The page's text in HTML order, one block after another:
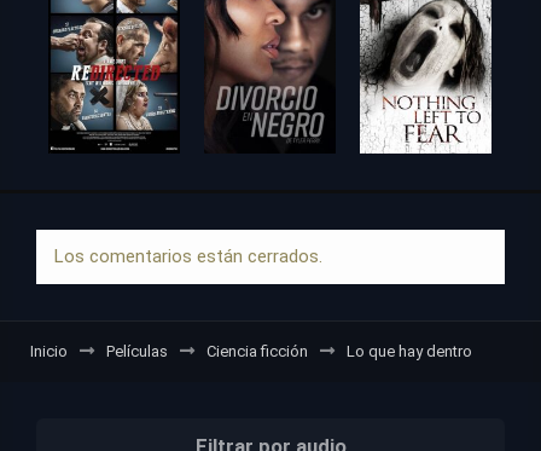
Los comentarios están cerrados.
Inicio Películas Ciencia ficción Lo que hay dentro